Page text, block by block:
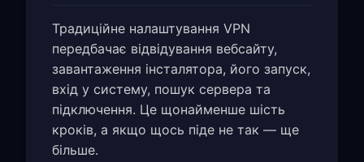
Традиційне налаштування VPN
передбачає відвідування вебсайту,
завантаження інсталятора, його запуск,
вхід у систему, пошук сервера та
підключення. Це щонайменше шість
кроків, а якщо щось піде не так — ще
більше.